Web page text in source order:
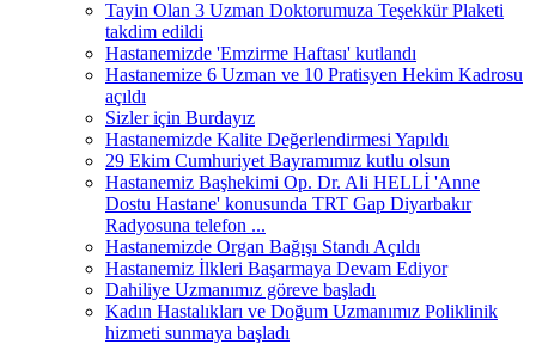
Tayin Olan 3 Uzman Doktorumuza Teşekkür Plaketi
takdim edildi
Hastanemizde 'Emzirme Haftası' kutlandı
Hastanemize 6 Uzman ve 10 Pratisyen Hekim Kadrosu
açıldı
Sizler için Burdayız
Hastanemizde Kalite Değerlendirmesi Yapıldı
29 Ekim Cumhuriyet Bayramımız kutlu olsun
Hastanemiz Başhekimi Op. Dr. Ali HELLİ 'Anne
Dostu Hastane' konusunda TRT Gap Diyarbakır
Radyosuna telefon ...
Hastanemizde Organ Bağışı Standı Açıldı
Hastanemiz İlkleri Başarmaya Devam Ediyor
Dahiliye Uzmanımız göreve başladı
Kadın Hastalıkları ve Doğum Uzmanımız Poliklinik
hizmeti sunmaya başladı